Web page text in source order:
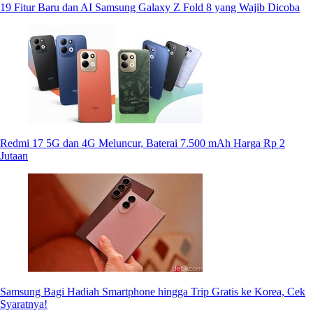
19 Fitur Baru dan AI Samsung Galaxy Z Fold 8 yang Wajib Dicoba
Redmi 17 5G dan 4G Meluncur, Baterai 7.500 mAh Harga Rp 2
Jutaan
Samsung Bagi Hadiah Smartphone hingga Trip Gratis ke Korea, Cek
Syaratnya!